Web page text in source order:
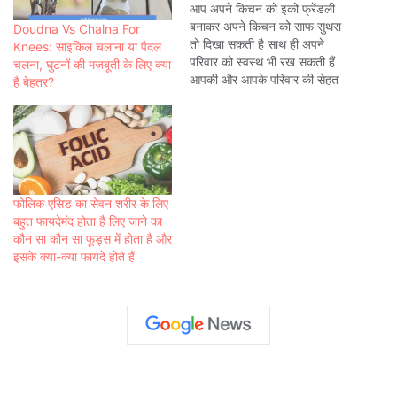
Doudna Vs Chalna For
Knees: साइकिल चलाना या पैदल
चलना, घुटनों की मजबूती के लिए क्या
है बेहतर?
आप अपने किचन को इको फ्रेंडली
बनाकर अपने किचन को साफ सुथरा
तो दिखा सकती है साथ ही अपने
परिवार को स्वस्थ भी रख सकती हैं
आपकी और आपके परिवार की सेहत
फोलिक एसिड का सेवन शरीर के लिए
बहुत फायदेमंद होता है लिए जाने का
कौन सा कौन सा फूड्स में होता है और
इसके क्या-क्या फायदे होते हैं